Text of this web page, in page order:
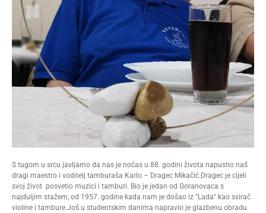
S tugom u srcu javljamo da nas je noćas u 88. godini života napustio naš
dragi maestro i voditelj tamburaša Karlo – Dragec Mikačić.Dragec je cijeli
svoj život posvetio muzici i tamburi. Bio je jedan od Goranovaca s
najduljim stažem, od 1957. godine kada nam je došao iz "Lada" kao svirač
violine i tambure.Još u studentskim danima napravio je glazbenu obradu